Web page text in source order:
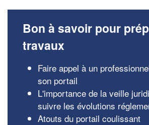
Bon à savoir pour
travaux
Faire appel à un
son portail
L'importance de la veille
suivre les évolutions
Atouts du portail coulissant